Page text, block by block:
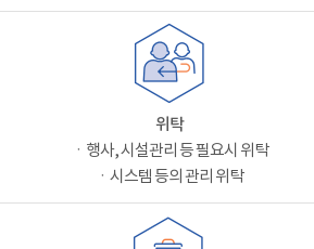
위탁
ㆍ행사, 시설관리 등 필요시 위탁
ㆍ시스템 등의 관리 위탁